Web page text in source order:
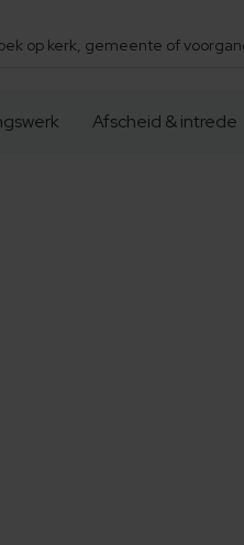
Afscheid & intrede